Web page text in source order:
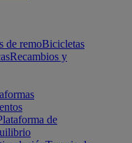
de remoBicicletas
Recambios y
de